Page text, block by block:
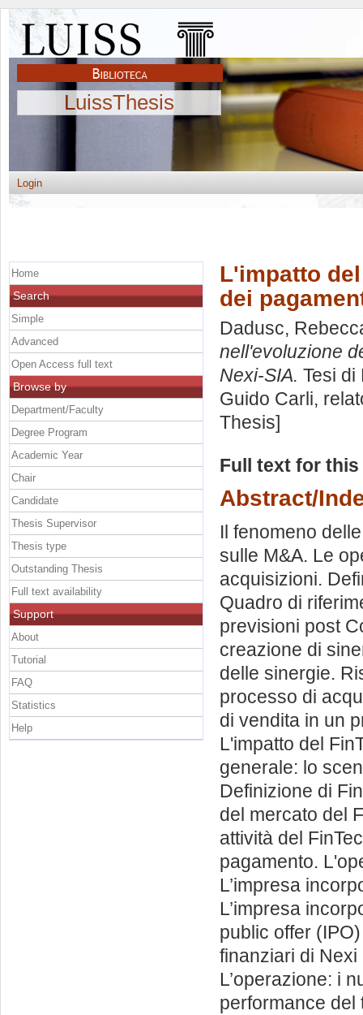
LuissThesis
Login
L'impatto
dei
Dadusc,
nell'evoluzione
Nexi-SIA. Tesi
Guido Carli,
Thesis]
Full text for
Abstract/
Il fenomeno
sulle M&A. Le
acquisizioni.
Quadro di
previsioni post
creazione di
delle sinergie.
processo di
di vendita in un
L'impatto del
generale: lo
Definizione di
del mercato del
attività del
pagamento.
L’impresa
L’impresa
public offer
finanziari di Nexi
L’operazione: i
performance del
Home
Search
Simple
Advanced
Open Access full text
Browse by
Department/Faculty
Degree Program
Academic Year
Chair
Candidate
Thesis Supervisor
Thesis type
Outstanding Thesis
Full text availability
Support
About
Tutorial
FAQ
Statistics
Help